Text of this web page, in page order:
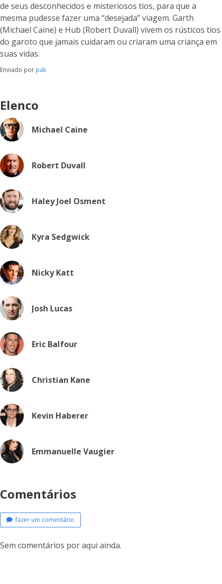
de seus desconhecidos e misteriosos tios, para que a
mesma pudesse fazer uma “desejada” viagem. Garth
(Michael Caine) e Hub (Robert Duvall) vivem os rústicos tios
do garoto que jamais cuidaram ou criaram uma criança em
suas vidas.
Enviado por pak
Elenco
Michael Caine
Robert Duvall
Haley Joel Osment
Kyra Sedgwick
Nicky Katt
Josh Lucas
Eric Balfour
Christian Kane
Kevin Haberer
Emmanuelle Vaugier
Comentários
fazer um comentário
Sem comentários por aqui ainda.